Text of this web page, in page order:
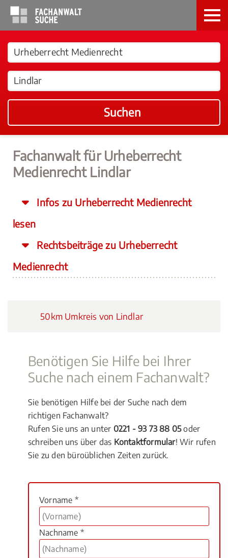
Suchen
Fachanwalt für Urheberrecht
Medienrecht Lindlar
Infos zu Urheberrecht Medienrecht
lesen
Rechtsbeiträge zu Urheberrecht
Medienrecht
50km Umkreis von Lindlar
Benötigen Sie Hilfe bei Ihrer
Suche nach einem Fachanwalt?
Sie benötigen Hilfe bei der Suche nach dem
richtigen Fachanwalt?
Rufen Sie uns an unter 0221 - 93 73 88 05oder
schreiben uns über das Kontaktformular! Wir rufen
Sie zu den büroüblichen Zeiten zurück.
Vorname *
Nachname *